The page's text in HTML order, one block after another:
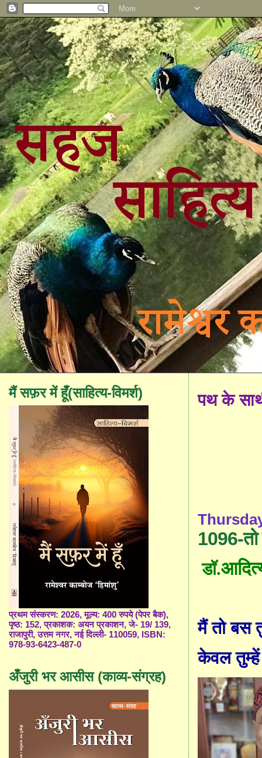
पथ के
1096-तो
डॉ.
मैं तो बस
केवल तुम्हें
मैं सफ़र में हूँ(साहित्य-विमर्श)
प्रथम संस्करण: 2026, मूल्य: 400 रुपये (पेपर बैक),
पृष्ठ: 152, प्रकाशक: अयन प्रकाशन, जे- 19/ 139,
राजापुरी, उत्तम नगर, नई दिल्ली- 110059, ISBN:
978-93-6423-487-0
अँजुरी भर आसीस (काव्य-संग्रह)